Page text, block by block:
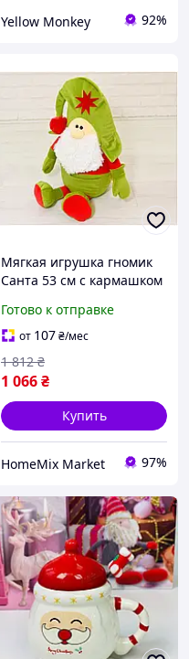
Yellow Monkey 92%
Мягкая игрушка гномик
Санта 53 см с кармашком
красный Kidsqo HM-10556
Готово к отправке
от 107₴/мес
1 066₴
1 812 ₴
Купить
HomeMix Market 97%